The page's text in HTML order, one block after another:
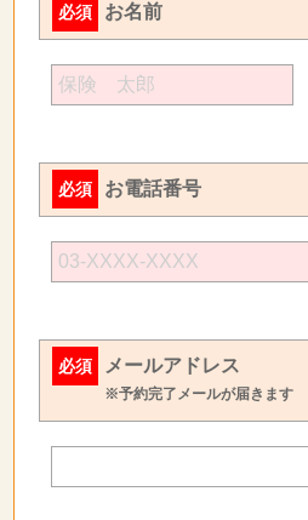
必須 お名前
必須 お電話番号
必須 メールアドレス
※予約完了メールが届きます